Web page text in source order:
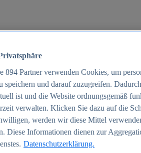
894 Partner verwenden Cookies, um
speichern und darauf zuzugreifen.
ist und die Website ordnungsgemäß
verwalten. Klicken Sie dazu auf die
werden wir diese Mittel
Diese Informationen dienen zur
Datenschutzerklärung.